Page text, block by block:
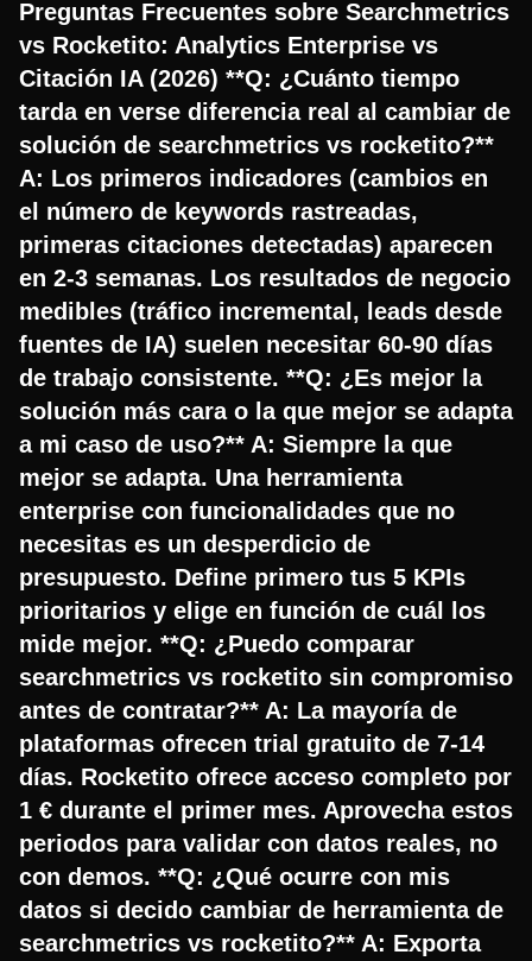
Preguntas Frecuentes sobre Searchmetrics
vs Rocketito: Analytics Enterprise vs
Citación IA (2026) **Q: ¿Cuánto tiempo
tarda en verse diferencia real al cambiar de
solución de searchmetrics vs rocketito?**
A: Los primeros indicadores (cambios en
el número de keywords rastreadas,
primeras citaciones detectadas) aparecen
en 2-3 semanas. Los resultados de negocio
medibles (tráfico incremental, leads desde
fuentes de IA) suelen necesitar 60-90 días
de trabajo consistente. **Q: ¿Es mejor la
solución más cara o la que mejor se adapta
a mi caso de uso?** A: Siempre la que
mejor se adapta. Una herramienta
enterprise con funcionalidades que no
necesitas es un desperdicio de
presupuesto. Define primero tus 5 KPIs
prioritarios y elige en función de cuál los
mide mejor. **Q: ¿Puedo comparar
searchmetrics vs rocketito sin compromiso
antes de contratar?** A: La mayoría de
plataformas ofrecen trial gratuito de 7-14
días. Rocketito ofrece acceso completo por
1 € durante el primer mes. Aprovecha estos
periodos para validar con datos reales, no
con demos. **Q: ¿Qué ocurre con mis
datos si decido cambiar de herramienta de
searchmetrics vs rocketito?** A: Exporta